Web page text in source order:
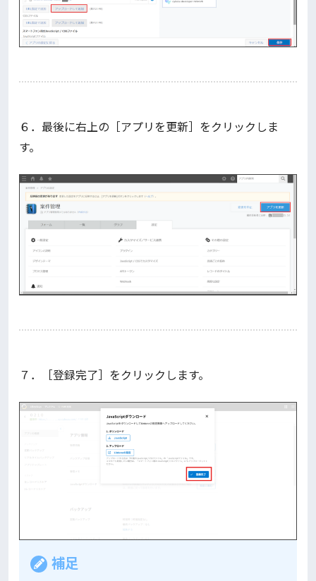
６．最後に右上の［アプリを更新］をクリックしま
す。
７．［登録完了］をクリックします。
補足